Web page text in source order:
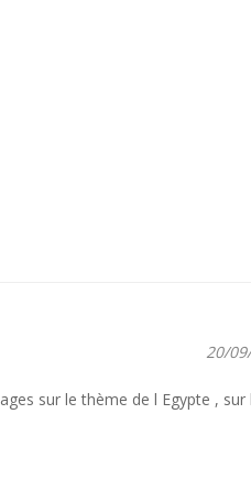
20/
sur le thème de l Egypte , sur